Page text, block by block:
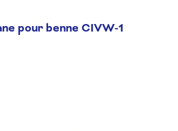
pour benne CIVW-1